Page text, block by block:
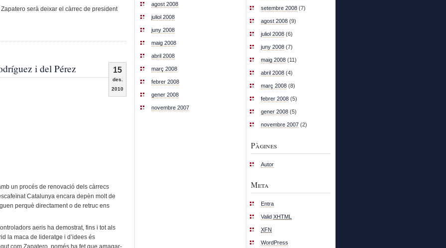
serà deixar el càrrec de president
15
des.
2010
i del Pérez
un procés de renovació dels càrrecs
Catalunya encara depèn molt de
perquè directament o de retruc ens
aeris ha demostrat, fins i tot als
la maca de lideratge i d’idees és
com Zapatero, només ha fet que amagar-
agost 2008
juliol 2008
juny 2008
maig 2008
abril 2008
març 2008
febrer 2008
gener 2008
novembre 2007
setembre 2008 (7)
agost 2008 (9)
juliol 2008 (6)
juny 2008 (7)
maig 2008 (11)
abril 2008 (4)
març 2008 (8)
febrer 2008 (5)
gener 2008 (5)
novembre 2007 (2)
Pàgines
Autor
Meta
Entra
Valid XHTML
XFN
WordPress